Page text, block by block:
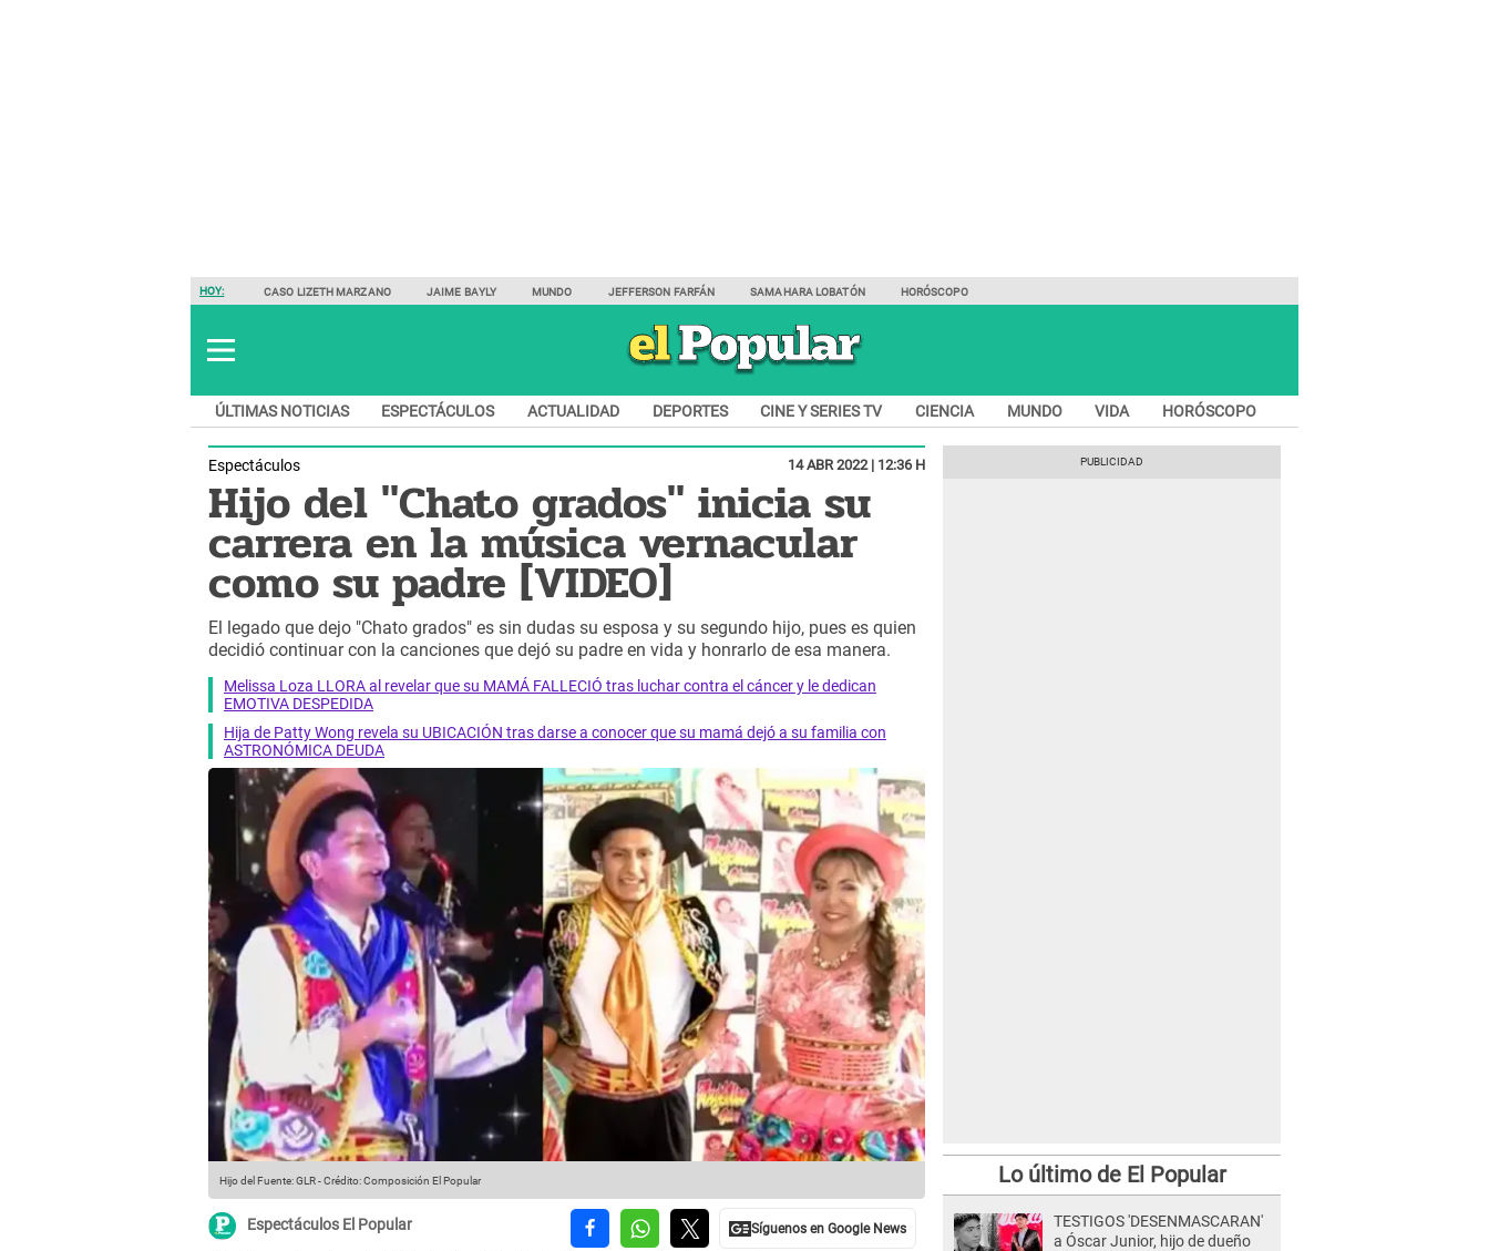
HOY: CASO LIZETH MARZANO JAIME BAYLY MUNDO JEFFERSON FARFÁN SAMAHARA LOBATÓN HORÓSCOPO
ÚLTIMAS NOTICIAS ESPECTÁCULOS ACTUALIDAD DEPORTES CINE Y SERIES TV CIENCIA MUNDO VIDA HORÓSCOPO
Espectáculos 14 ABR 2022 | 12:36 H
Hijo del "Chato grados" inicia su
carrera en la música vernacular
como su padre [VIDEO]
El legado que dejo "Chato grados" es sin dudas su esposa y su segundo hijo, pues es quien
decidió continuar con la canciones que dejó su padre en vida y honrarlo de esa manera.
Melissa Loza LLORA al revelar que su MAMÁ FALLECIÓ tras luchar contra el cáncer y le dedican
EMOTIVA DESPEDIDA
Hija de Patty Wong revela su UBICACIÓN tras darse a conocer que su mamá dejó a su familia con
ASTRONÓMICA DEUDA
Hijo del Fuente: GLR-Crédito: Composición El Popular
Espectáculos El Popular
Lo último de El Popular
TESTIGOS 'DESENMASCARAN'
a Óscar Junior, hijo de dueño